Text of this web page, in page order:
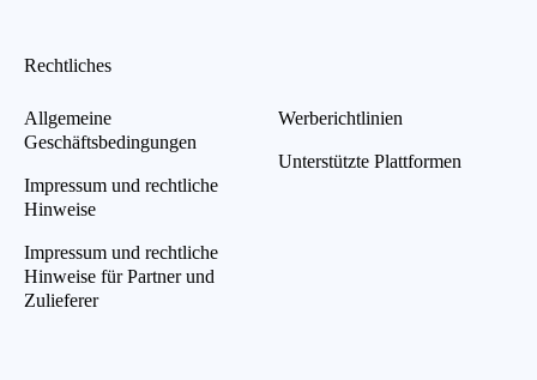
Rechtliches
Allgemeine
Geschäftsbedingungen
Impressum und rechtliche
Hinweise
Impressum und rechtliche
Hinweise für Partner und
Zulieferer
Werberichtlinien
Unterstützte Plattformen